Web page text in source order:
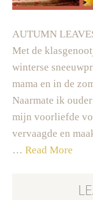
AUTUMN
Met de
winterse
mama en in de
Naarmate ik
mijn voorliefde
vervaagde en
… Read More